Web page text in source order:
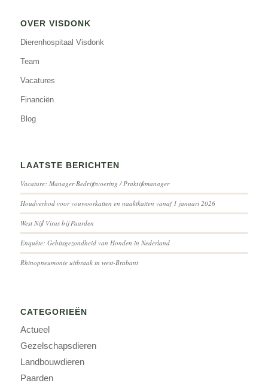
OVER VISDONK
Dierenhospitaal Visdonk
Team
Vacatures
Financiën
Blog
LAATSTE BERICHTEN
Vacature: Manager Bedrijfsvoering / Praktijkmanager
Houdverbod voor vouwoorkatten en naaktkatten vanaf 1 januari 2026
West Nijl Virus bij Paarden
Enquête: Gebitsgezondheid van Honden in Nederland
Rhinopneumonie uitbraak in west-Brabant
CATEGORIEËN
Actueel
Gezelschapsdieren
Landbouwdieren
Paarden